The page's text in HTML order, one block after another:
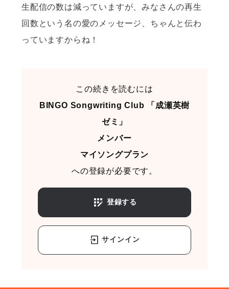
生配信の数は減っていますが、みなさんの再生
回数という名の愛のメッセージ、ちゃんと伝わ
っていますからね！
この続きを読むには
BINGO Songwriting Club 「成瀬英樹
ゼミ」
メンバー
マイソングプラン
への登録が必要です。
登録する
サインイン